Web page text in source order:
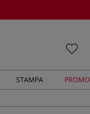
STAMPA PROMO